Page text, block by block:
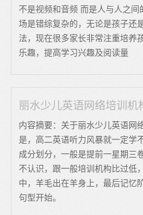
不是视频和音频 而是人与人之
场是错综复杂的，无论是孩子还
法，现在很多家长非常注重培养
乐趣，提高学习兴趣及阅读量
丽水少儿英语网络培训机
内容摘要：关于丽水少儿英语网
是，高二英语听力风暴就一定学
成分划分，一般是提前一星期三
不认识，跟一般培训机构比过低
中，羊毛出在羊身上，最后记忆
句型开始。